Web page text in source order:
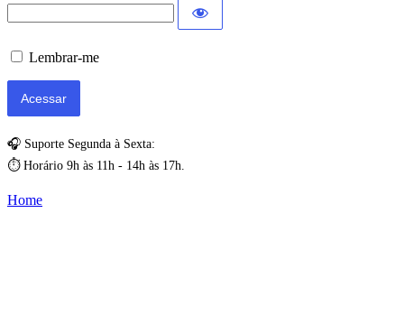
Lembrar-me
🎧 Suporte Segunda à Sexta:
⏱️ Horário 9h às 11h - 14h às 17h.
Home